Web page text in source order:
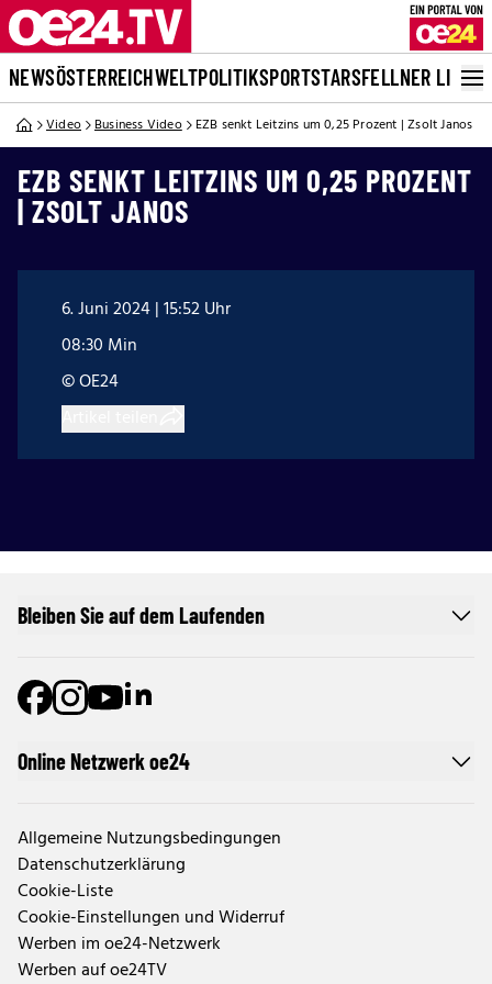
NEWSÖSTERREICHWELTPOLITIKSPORTSTARSFELLNER LIVE
Video Business Video EZB senkt Leitzins um 0,25 Prozent | Zsolt Janos
EZB SENKT LEITZINS UM 0,25 PROZENT
| ZSOLT JANOS
6. Juni 2024 | 15:52 Uhr
08:30 Min
© OE24
Online Netzwerk oe24
Allgemeine Nutzungsbedingungen
Datenschutzerklärung
Cookie-Liste
Cookie-Einstellungen und Widerruf
Werben im oe24-Netzwerk
Werben auf oe24TV
Bleiben Sie auf dem Laufenden